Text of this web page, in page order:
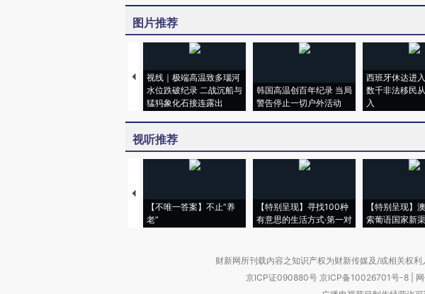
图片推荐
视线｜极端高温致多瑙河
水位跌破纪录 二战沉船与
猛犸象化石接连露出
韩国高温创百年纪录 当局
警告停止一切户外活动
西班牙休达进
数千非法移民
入
视听推荐
【不唯一答案】不止“养
老”
【特别呈现】寻找100种
有意思的生活方式·第一对
【特别呈现】
索葡语国家新
财新网所刊载内容之知识产权为财新传媒及/或相关权
京ICP证090880号 京ICP备10026701号-8